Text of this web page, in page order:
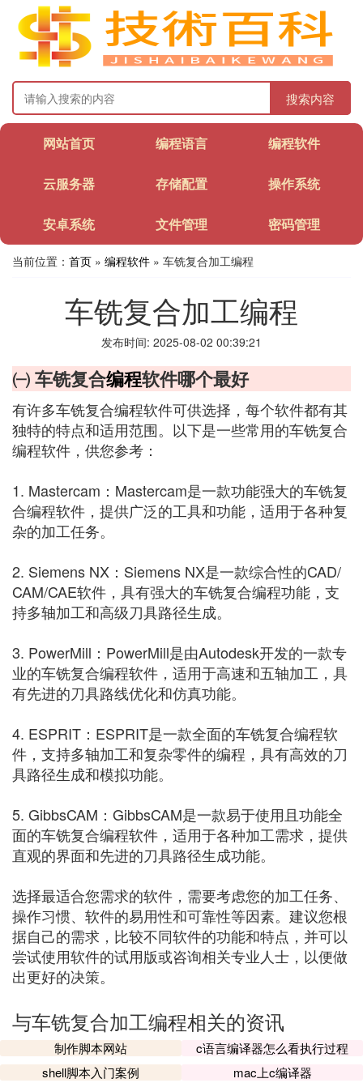
搜索内容
网站首页 编程语言 编程软件
云服务器 存储配置 操作系统
安卓系统 文件管理 密码管理
当前位置： 首页 » 编程软件 » 车铣复合加工编程
车铣复合加工编程
发布时间: 2025-08-02 00:39:21
㈠ 车铣复合编程软件哪个最好
有许多车铣复合编程软件可供选择，每个软件都有其
独特的特点和适用范围。以下是一些常用的车铣复合
编程软件，供您参考：
1. Mastercam：Mastercam是一款功能强大的车铣复
合编程软件，提供广泛的工具和功能，适用于各种复
杂的加工任务。
2. Siemens NX：Siemens NX是一款综合性的CAD/
CAM/CAE软件，具有强大的车铣复合编程功能，支
持多轴加工和高级刀具路径生成。
3. PowerMill：PowerMill是由Autodesk开发的一款专
业的车铣复合编程软件，适用于高速和五轴加工，具
有先进的刀具路线优化和仿真功能。
4. ESPRIT：ESPRIT是一款全面的车铣复合编程软
件，支持多轴加工和复杂零件的编程，具有高效的刀
具路径生成和模拟功能。
5. GibbsCAM：GibbsCAM是一款易于使用且功能全
面的车铣复合编程软件，适用于各种加工需求，提供
直观的界面和先进的刀具路径生成功能。
选择最适合您需求的软件，需要考虑您的加工任务、
操作习惯、软件的易用性和可靠性等因素。建议您根
据自己的需求，比较不同软件的功能和特点，并可以
尝试使用软件的试用版或咨询相关专业人士，以便做
出更好的决策。
与车铣复合加工编程相关的资讯
制作脚本网站
c语言编译器怎么看执行过程
shell脚本入门案例
mac上c编译器